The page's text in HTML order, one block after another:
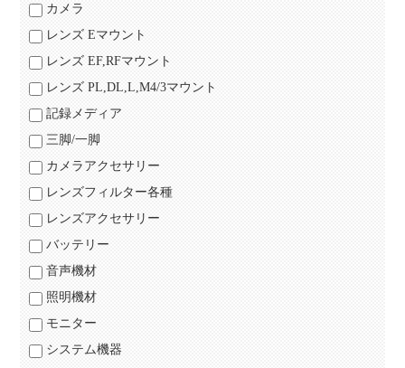
カメラ
レンズ Eマウント
レンズ EF,RFマウント
レンズ PL,DL,L,M4/3マウント
記録メディア
三脚/一脚
カメラアクセサリー
レンズフィルター各種
レンズアクセサリー
バッテリー
音声機材
照明機材
モニター
システム機器